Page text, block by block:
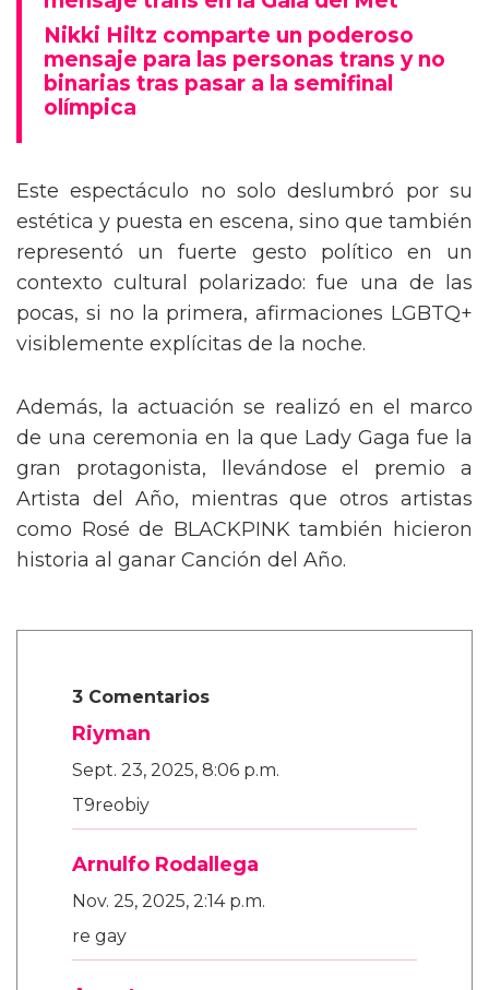
mensaje trans en la Gala del Met
Nikki Hiltz comparte un poderoso
mensaje para las personas trans y no
binarias tras pasar a la semifinal
olímpica
Este espectáculo no solo deslumbró por su
estética y puesta en escena, sino que también
representó un fuerte gesto político en un
contexto cultural polarizado: fue una de las
pocas, si no la primera, afirmaciones LGBTQ+
visiblemente explícitas de la noche.
Además, la actuación se realizó en el marco
de una ceremonia en la que Lady Gaga fue la
gran protagonista, llevándose el premio a
Artista del Año, mientras que otros artistas
como Rosé de BLACKPINK también hicieron
historia al ganar Canción del Año.
Riyman
Arnulfo Rodallega